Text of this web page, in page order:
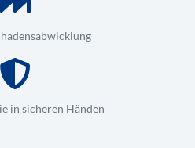
in sicheren Händen